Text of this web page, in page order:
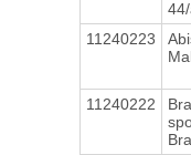
11240223
11240222